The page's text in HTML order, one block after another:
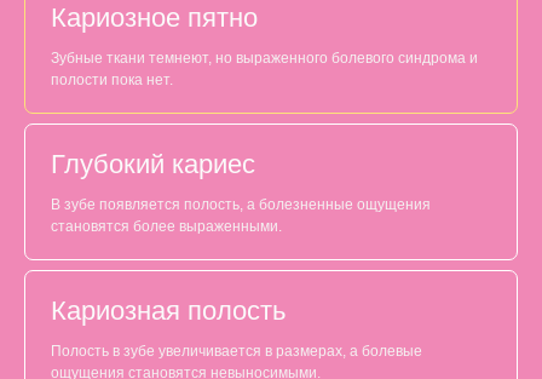
Кариозное пятно
Зубные ткани темнеют, но выраженного болевого синдрома и
полости пока нет.
Глубокий кариес
В зубе появляется полость, а болезненные ощущения
становятся более выраженными.
Кариозная полость
Полость в зубе увеличивается в размерах, а болевые
ощущения становятся невыносимыми.